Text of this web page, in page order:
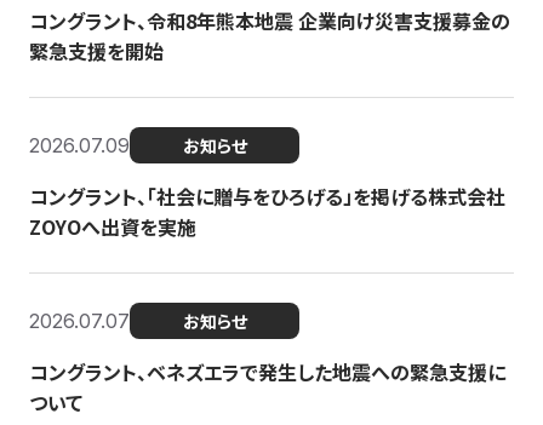
コングラント、令和8年熊本地震 企業向け災害支援募金の
緊急支援を開始
2026.07.09 お知らせ
コングラント、「社会に贈与をひろげる」を掲げる株式会社
ZOYOへ出資を実施
2026.07.07 お知らせ
コングラント、ベネズエラで発生した地震への緊急支援に
ついて